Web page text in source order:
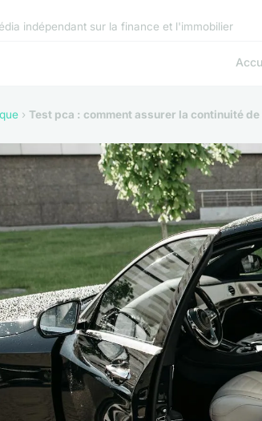
indépendant sur la finance et l'immobilier
› Test pca : comment assurer la continuité